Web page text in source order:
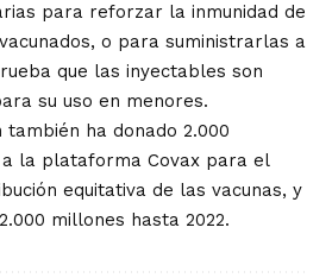
para reforzar la inmunidad de
o para suministrarlas a
que las inyectables son
su uso en menores.
también ha donado 2.000
la plataforma Covax para el
equitativa de las vacunas, y
millones hasta 2022.